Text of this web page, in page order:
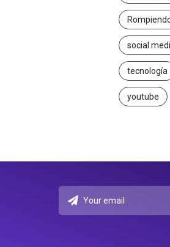
social
tecnología
youtube